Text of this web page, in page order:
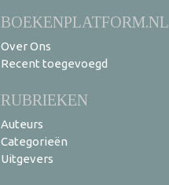
BOEKENPLATFORM.NL
Over Ons
Recent toegevoegd
RUBRIEKEN
Auteurs
Categorieën
Uitgevers